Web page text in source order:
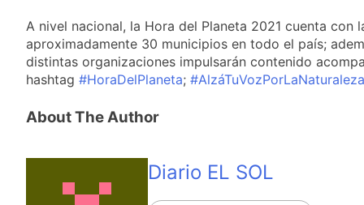
A nivel nacional, la Hora del Planeta 2021 cuenta con
aproximadamente 30 municipios en todo el país;
distintas organizaciones impulsarán contenido
hashtag #HoraDelPlaneta; #AlzáTuVozPorLaNaturaleza
About The Author
Diario EL SOL